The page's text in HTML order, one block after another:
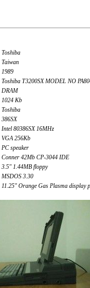
Toshiba
Taiwan
1989
Toshiba T3200SX MODEL NO
DRAM
1024 Kb
Toshiba
386SX
Intel 80386SX 16MHz
VGA 256Kb
PC speaker
Conner 42Mb CP-3044 IDE
3.5" 1.44MB floppy
MSDOS 3.30
11.25" Orange Gas Plasma display